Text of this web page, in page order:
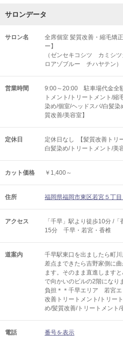
サロンデータ
サロン名
全席個室 髪質改善・縮毛矯
ー】
（ゼンセキコシツ カミシ
ロアゾブルー チハヤテン）
営業時間
9:00～20:00 駐車場代金全
トメント/トリートメント/縮
染め/個室/ヘッドスパ/白髪
質改善/美容室】
定休日
定休日なし 【髪質改善トリ
白髪染め/トリートメント/美
カット価格 ￥1,400～
住所 福岡県福岡市東区若宮５丁目
アクセス
「千早」駅より徒歩10分 /
15分 千早・若宮・香椎
道案内
千早駅東口を出ましたら町
差点まできたら吉野家側に
ます。そのまま直進します
で向かいのビルの2階になり
負担＊＊千早エリア 若宮
改善トリートメント/トリー
め/髪質改善/トリートメント/
電話 番号を表示